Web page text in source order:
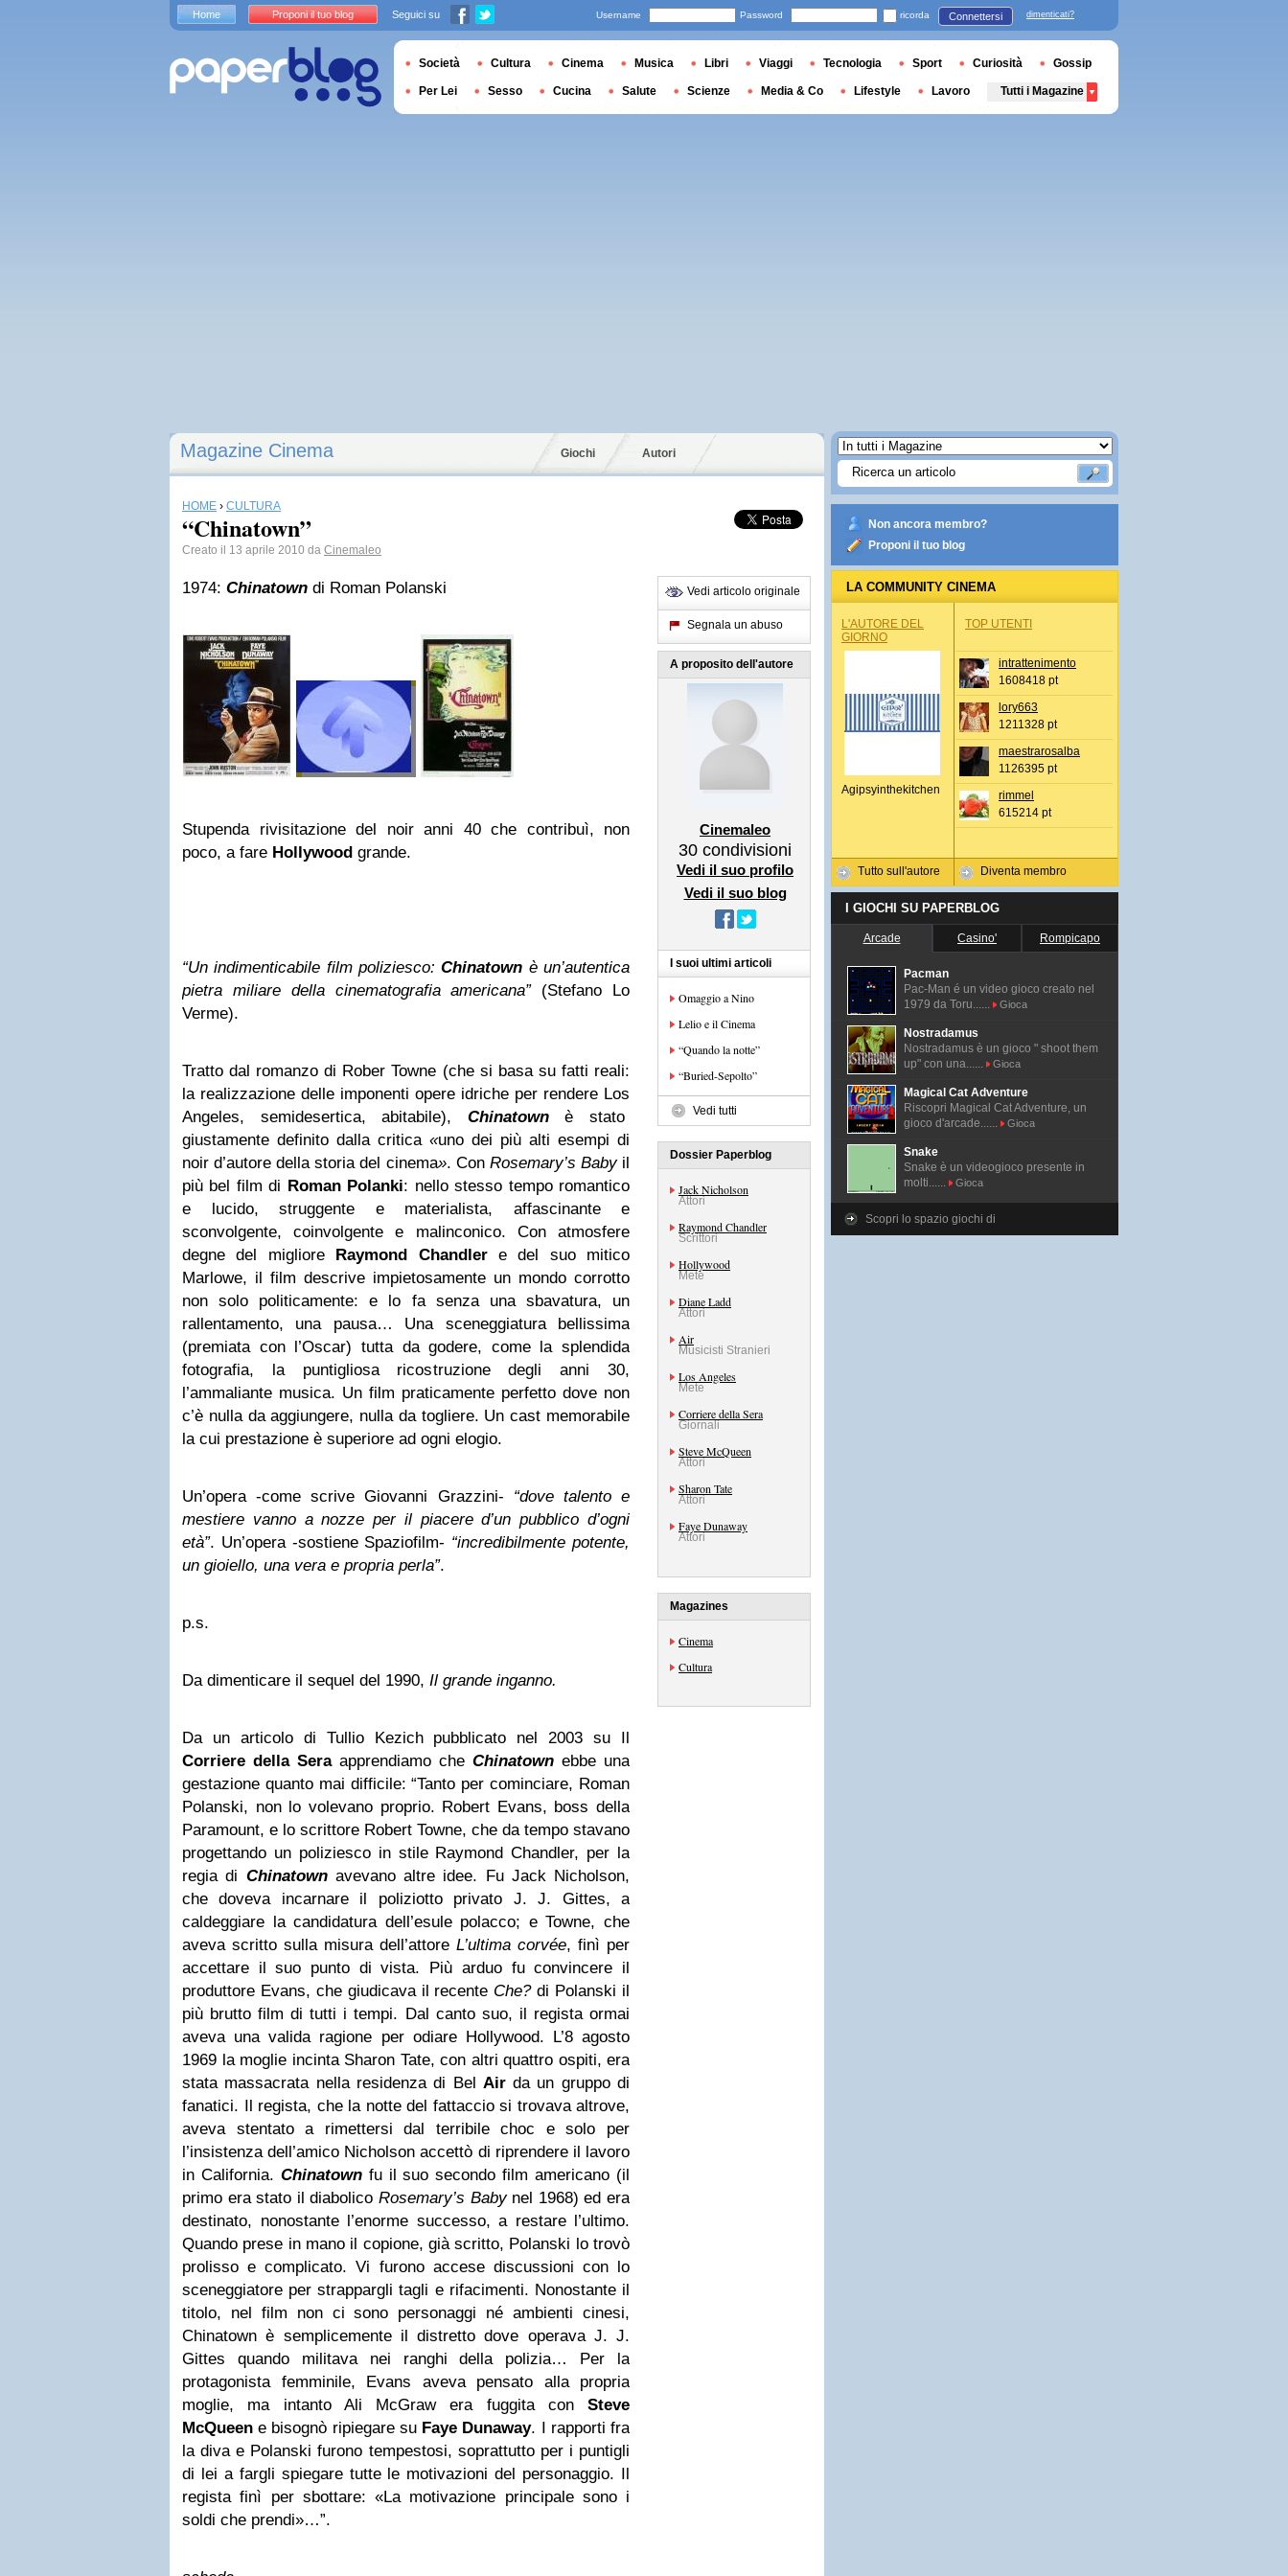
Magazine Cinema Giochi Autori
HOME › CULTURA
“Chinatown”
Creato il 13 aprile 2010 da Cinemaleo
1974: Chinatown di Roman Polanski
Stupenda rivisitazione del noir anni 40 che contribuì, non
poco, a fare Hollywood grande.
“Un indimenticabile film poliziesco:Chinatown è un’autentica
pietra miliare della cinematografia americana”(Stefano Lo
Verme).
Tratto dal romanzo di Rober Towne (che si basa su fatti reali:
la realizzazione delle imponenti opere idriche per rendere Los
Angeles, semidesertica, abitabile), Chinatownè stato
giustamente definito dalla critica «uno dei più alti esempi di
noir d’autore della storia del cinema». Con Rosemary’s Babyil
più bel film di Roman Polanki: nello stesso tempo romantico
e lucido, struggente e materialista, affascinante e
sconvolgente, coinvolgente e malinconico. Con atmosfere
degne del migliore Raymond Chandlere del suo mitico
Marlowe, il film descrive impietosamente un mondo corrotto
non solo politicamente: e lo fa senza una sbavatura, un
rallentamento, una pausa… Una sceneggiatura bellissima
(premiata con l’Oscar) tutta da godere, come la splendida
fotografia, la puntigliosa ricostruzione degli anni 30,
l’ammaliante musica. Un film praticamente perfetto dove non
c’è nulla da aggiungere, nulla da togliere. Un cast memorabile
la cui prestazione è superiore ad ogni elogio.
Un’opera -come scrive Giovanni Grazzini- “dove talento e
mestiere vanno a nozze per il piacere d’un pubblico d’ogni
età”. Un’opera -sostiene Spaziofilm- “incredibilmente potente,
un gioiello, una vera e propria perla”.
p.s.
Da dimenticare il sequel del 1990, Il grande inganno.
Da un articolo di Tullio Kezich pubblicato nel 2003 su Il
Corriere della Seraapprendiamo che Chinatown ebbe una
gestazione quanto mai difficile: “Tanto per cominciare, Roman
Polanski, non lo volevano proprio. Robert Evans, boss della
Paramount, e lo scrittore Robert Towne, che da tempo stavano
progettando un poliziesco in stile Raymond Chandler, per la
regia di Chinatownavevano altre idee. Fu Jack Nicholson,
che doveva incarnare il poliziotto privato J. J. Gittes, a
caldeggiare la candidatura dell’esule polacco; e Towne, che
aveva scritto sulla misura dell’attore L’ultima corvée, finì per
accettare il suo punto di vista. Più arduo fu convincere il
produttore Evans, che giudicava il recente Che?di Polanski il
più brutto film di tutti i tempi. Dal canto suo, il regista ormai
aveva una valida ragione per odiare Hollywood. L’8 agosto
1969 la moglie incinta Sharon Tate, con altri quattro ospiti, era
stata massacrata nella residenza di Bel Airda un gruppo di
fanatici. Il regista, che la notte del fattaccio si trovava altrove,
aveva stentato a rimettersi dal terribile choc e solo per
l’insistenza dell’amico Nicholson accettò di riprendere il lavoro
in California. Chinatownfu il suo secondo film americano (il
primo era stato il diabolico Rosemary’s Babynel 1968) ed era
destinato, nonostante l’enorme successo, a restare l’ultimo.
Quando prese in mano il copione, già scritto, Polanski lo trovò
prolisso e complicato. Vi furono accese discussioni con lo
sceneggiatore per strappargli tagli e rifacimenti. Nonostante il
titolo, nel film non ci sono personaggi né ambienti cinesi,
Chinatown è semplicemente il distretto dove operava J. J.
Gittes quando militava nei ranghi della polizia… Per la
protagonista femminile, Evans aveva pensato alla propria
moglie, ma intanto Ali McGraw era fuggita con Steve
McQueen e bisognò ripiegare su Faye Dunaway. I rapporti fra
la diva e Polanski furono tempestosi, soprattutto per i puntigli
di lei a fargli spiegare tutte le motivazioni del personaggio. Il
regista finì per sbottare: «La motivazione principale sono i
soldi che prendi»…”.
Vedi articolo originale
Segnala un abuso
A proposito dell'autore
Cinemaleo
30 condivisioni
Vedi il suo profilo
Vedi il suo blog
I suoi ultimi articoli
Omaggio a Nino
Lelio e il Cinema
“Quando la notte”
“Buried-Sepolto”
Vedi tutti
Dossier Paperblog
Jack Nicholson
Attori
Raymond Chandler
Scrittori
Hollywood
Mete
Diane Ladd
Attori
Air
Musicisti Stranieri
Los Angeles
Mete
Corriere della Sera
Giornali
Steve McQueen
Attori
Sharon Tate
Attori
Faye Dunaway
Attori
Magazines
Cinema
Cultura
Non ancora membro?
Proponi il tuo blog
LA COMMUNITY CINEMA
L'AUTORE DEL
GIORNO
Agipsyinthekitchen
Tutto sull'autore
TOP UTENTI
intrattenimento
1608418 pt
lory663
1211328 pt
maestrarosalba
1126395 pt
rimmel
615214 pt
Diventa membro
I GIOCHI SU PAPERBLOG
Arcade Casino' Rompicapo
Pacman
Pac-Man é un video gioco creato nel
1979 da Toru......
Gioca
Nostradamus
Nostradamus è un gioco " shoot them
up" con una......
Gioca
Magical Cat Adventure
Riscopri Magical Cat Adventure, un
gioco d'arcade......
Gioca
Snake
Snake è un videogioco presente in
molti......
Gioca
Scopri lo spazio giochi di
Home Proponi il tuo blog Seguici su Username Password ricorda Connettersi dimenticati?
Società Cultura Cinema Musica Libri Viaggi Tecnologia Sport Curiosità Gossip
Per Lei Sesso Cucina Salute Scienze Media & Co Lifestyle Lavoro Tutti i Magazine